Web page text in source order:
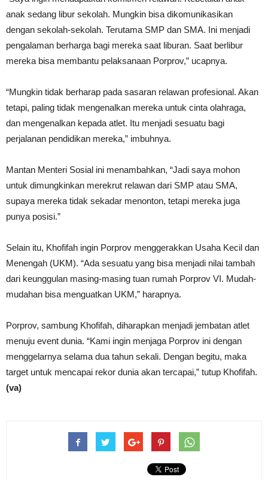
anak sedang libur sekolah. Mungkin bisa dikomunikasikan
dengan sekolah-sekolah. Terutama SMP dan SMA. Ini menjadi
pengalaman berharga bagi mereka saat liburan. Saat berlibur
mereka bisa membantu pelaksanaan Porprov,” ucapnya.
“Mungkin tidak berharap pada sasaran relawan profesional. Akan
tetapi, paling tidak mengenalkan mereka untuk cinta olahraga,
dan mengenalkan kepada atlet. Itu menjadi sesuatu bagi
perjalanan pendidikan mereka,” imbuhnya.
Mantan Menteri Sosial ini menambahkan, “Jadi saya mohon
untuk dimungkinkan merekrut relawan dari SMP atau SMA,
supaya mereka tidak sekadar menonton, tetapi mereka juga
punya posisi.”
Selain itu, Khofifah ingin Porprov menggerakkan Usaha Kecil dan
Menengah (UKM). “Ada sesuatu yang bisa menjadi nilai tambah
dari keunggulan masing-masing tuan rumah Porprov VI. Mudah-
mudahan bisa menguatkan UKM,” harapnya.
Porprov, sambung Khofifah, diharapkan menjadi jembatan atlet
menuju event dunia. “Kami ingin menjaga Porprov ini dengan
menggelarnya selama dua tahun sekali. Dengan begitu, maka
target untuk mencapai rekor dunia akan tercapai,” tutup Khofifah.
(va)